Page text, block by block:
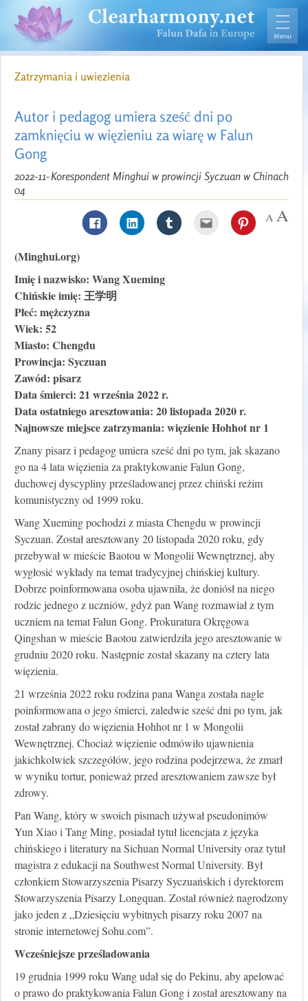
Zatrzymania i uwiezienia
Autor i pedagog umiera sześć dni po
zamknięciu w więzieniu za wiarę w Falun
Gong
Korespondent Minghui w prowincji Syczuan w Chinach
2022-11-
04
(Minghui.org)
Imię i nazwisko: Wang Xueming
Chińskie imię: 王学明
Płeć: mężczyzna
Wiek: 52
Miasto: Chengdu
Prowincja: Syczuan
Zawód: pisarz
Data śmierci: 21 września 2022 r.
Data ostatniego aresztowania: 20 listopada 2020 r.
Najnowsze miejsce zatrzymania: więzienie Hohhot nr 1
Znany pisarz i pedagog umiera sześć dni po tym, jak skazano
go na 4 lata więzienia za praktykowanie Falun Gong,
duchowej dyscypliny prześladowanej przez chiński reżim
komunistyczny od 1999 roku.
Wang Xueming pochodzi z miasta Chengdu w prowincji
Syczuan. Został aresztowany 20 listopada 2020 roku, gdy
przebywał w mieście Baotou w Mongolii Wewnętrznej, aby
wygłosić wykłady na temat tradycyjnej chińskiej kultury.
Dobrze poinformowana osoba ujawniła, że doniósł na niego
rodzic jednego z uczniów, gdyż pan Wang rozmawiał z tym
uczniem na temat Falun Gong. Prokuratura Okręgowa
Qingshan w mieście Baotou zatwierdziła jego aresztowanie w
grudniu 2020 roku. Następnie został skazany na cztery lata
więzienia.
21 września 2022 roku rodzina pana Wanga została nagle
poinformowana o jego śmierci, zaledwie sześć dni po tym, jak
został zabrany do więzienia Hohhot nr 1 w Mongolii
Wewnętrznej. Chociaż więzienie odmówiło ujawnienia
jakichkolwiek szczegółów, jego rodzina podejrzewa, że zmarł
w wyniku tortur, ponieważ przed aresztowaniem zawsze był
zdrowy.
Pan Wang, który w swoich pismach używał pseudonimów
Yun Xiao i Tang Ming, posiadał tytuł licencjata z języka
chińskiego i literatury na Sichuan Normal University oraz tytuł
magistra z edukacji na Southwest Normal University. Był
członkiem Stowarzyszenia Pisarzy Syczuańskich i dyrektorem
Stowarzyszenia Pisarzy Longquan. Został również nagrodzony
jako jeden z „Dziesięciu wybitnych pisarzy roku 2007 na
stronie internetowej Sohu.com”.
Wcześniejsze prześladowania
19 grudnia 1999 roku Wang udał się do Pekinu, aby apelować
o prawo do praktykowania Falun Gong i został aresztowany na